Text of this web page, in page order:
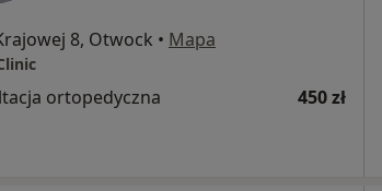
8, Otwock • Mapa
ortopedyczna 450 zł